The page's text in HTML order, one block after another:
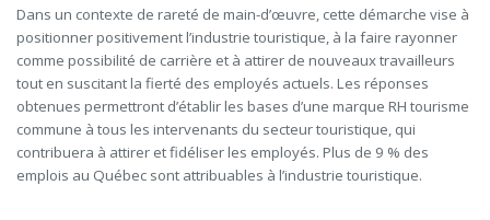
Dans un contexte de rareté de main-d’œuvre, cette démarche vise à
positionner positivement l’industrie touristique, à la faire rayonner
comme possibilité de carrière et à attirer de nouveaux travailleurs
tout en suscitant la fierté des employés actuels. Les réponses
obtenues permettront d’établir les bases d’une marque RH tourisme
commune à tous les intervenants du secteur touristique, qui
contribuera à attirer et fidéliser les employés. Plus de 9 % des
emplois au Québec sont attribuables à l’industrie touristique.